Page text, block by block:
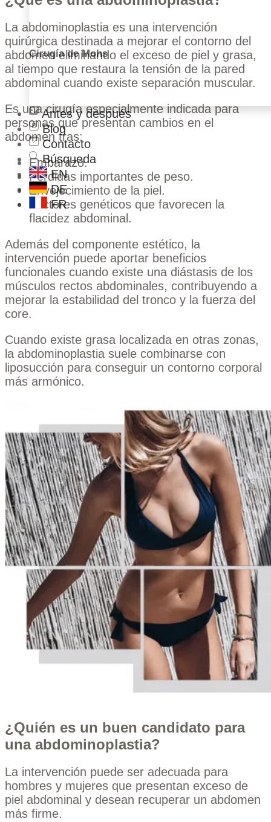
Cirugía de Mohs
Antes y después
Blog
Contacto
Búsqueda
EN
DE
FR
La abdominoplastia es una intervención
quirúrgica destinada a mejorar el contorno del
abdomen eliminando el exceso de piel y grasa,
al tiempo que restaura la tensión de la pared
abdominal cuando existe separación muscular.
Es una cirugía especialmente indicada para
personas que presentan cambios en el
abdomen tras:
Embarazo.
Pérdidas importantes de peso.
Envejecimiento de la piel.
Factores genéticos que favorecen la
flacidez abdominal.
Además del componente estético, la
intervención puede aportar beneficios
funcionales cuando existe una diástasis de los
músculos rectos abdominales, contribuyendo a
mejorar la estabilidad del tronco y la fuerza del
core.
Cuando existe grasa localizada en otras zonas,
la abdominoplastia suele combinarse con
liposucción para conseguir un contorno corporal
más armónico.
¿Quién es un buen candidato para
una abdominoplastia?
La intervención puede ser adecuada para
hombres y mujeres que presentan exceso de
piel abdominal y desean recuperar un abdomen
más firme.